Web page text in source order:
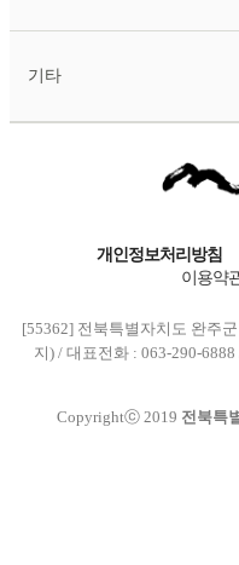
기타
개인정보처리방침
이용약
[55362] 전북특별자치도 완주
지) / 대표전화 : 063-290-
Copyrightⓒ 2019 전북특